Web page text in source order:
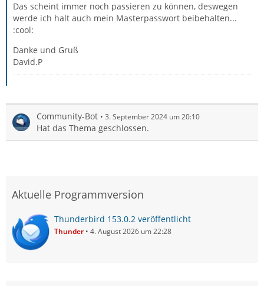
Das scheint immer noch passieren zu können, deswegen
werde ich halt auch mein Masterpasswort beibehalten...
:cool:
Danke und Gruß
David.P
Community-Bot 3. September 2024 um 20:10
Hat das Thema geschlossen.
Aktuelle Programmversion
Thunderbird 153.0.2 veröffentlicht
Thunder 4. August 2026 um 22:28